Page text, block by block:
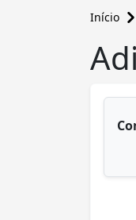
Início
conteúdo principal